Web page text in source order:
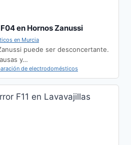
en Hornos Zanussi
en Murcia
puede ser desconcertante.
y…
de electrodomésticos